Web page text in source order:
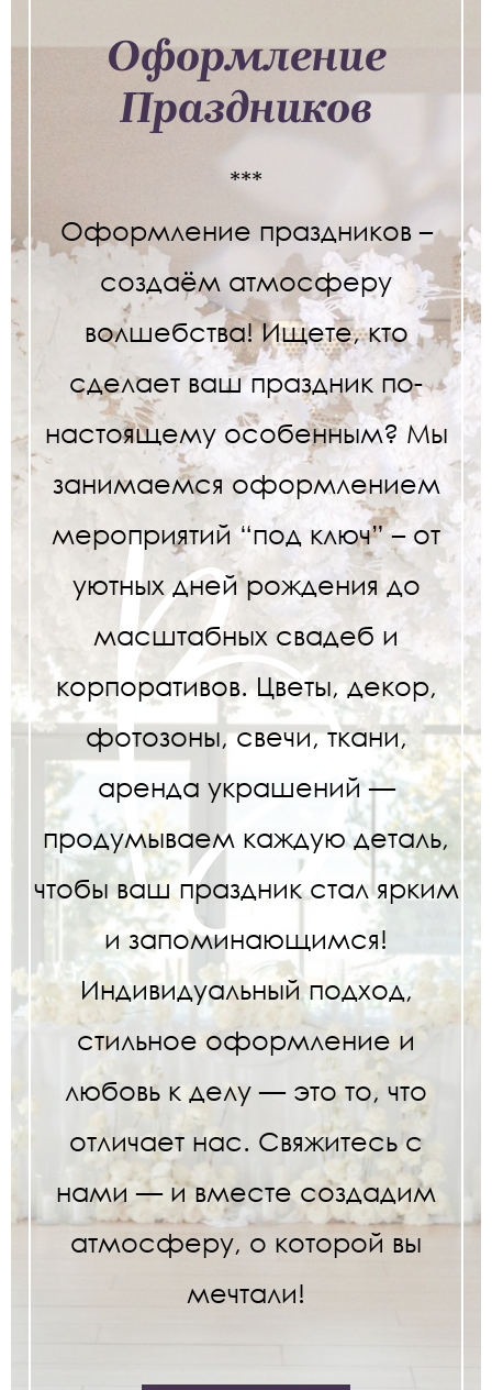
Оформление
Праздников
***
Оформление праздников –
создаём атмосферу
волшебства! Ищете, кто
сделает ваш праздник по-
настоящему особенным? Мы
занимаемся оформлением
мероприятий “под ключ” – от
уютных дней рождения до
масштабных свадеб и
корпоративов. Цветы, декор,
фотозоны, свечи, ткани,
аренда украшений —
продумываем каждую деталь,
чтобы ваш праздник стал ярким
и запоминающимся!
Индивидуальный подход,
стильное оформление и
любовь к делу — это то, что
отличает нас. Свяжитесь с
нами — и вместе создадим
атмосферу, о которой вы
мечтали!